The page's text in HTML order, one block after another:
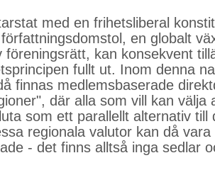
med en frihetsliberal
en globalt
föreningsrätt, kan konsekvent
fullt ut. Inom denna
finnas medlemsbaserade
där alla som vill kan välja
som ett parallellt alternativ till
regionala valutor kan då vara
- det finns alltså inga sedlar